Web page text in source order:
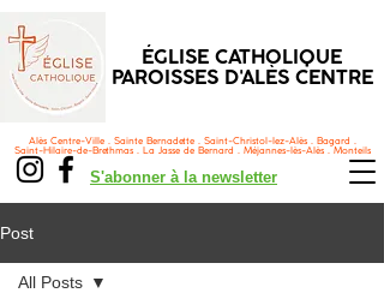
ÉGLISE CATHOLIQUE
PAROISSES D'ALÈS CENTRE
S'abonner à la newsletter
Alès Centre-Ville . Sainte Bernadette . Saint-Christol-lez-Alès . Bagard .
Saint-Hilaire-de-Brethmas . La Jasse de Bernard . Méjannes-lès-Alès . Monteils
Post
All Posts